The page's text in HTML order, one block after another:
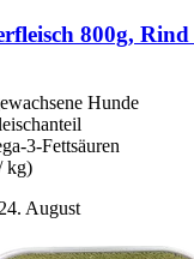
800g, Rind
Hunde
3-Fettsäuren
kg)
August